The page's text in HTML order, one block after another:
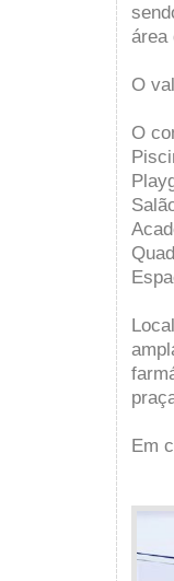
área
O
O
Em